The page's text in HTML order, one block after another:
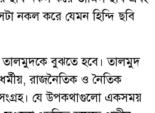
নকল করে যেমন হিন্দি ছবি
বুঝতে হবে। তালমুদ
রাজনৈতিক ও নৈতিক
যে উপকথাগুলো একসময়